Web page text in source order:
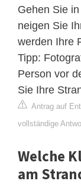
Gehen Sie
neigen Sie
werden Ihre
Tipp:
Person vor
Sie Ihre
Antrag auf
vollständige
Welche
am